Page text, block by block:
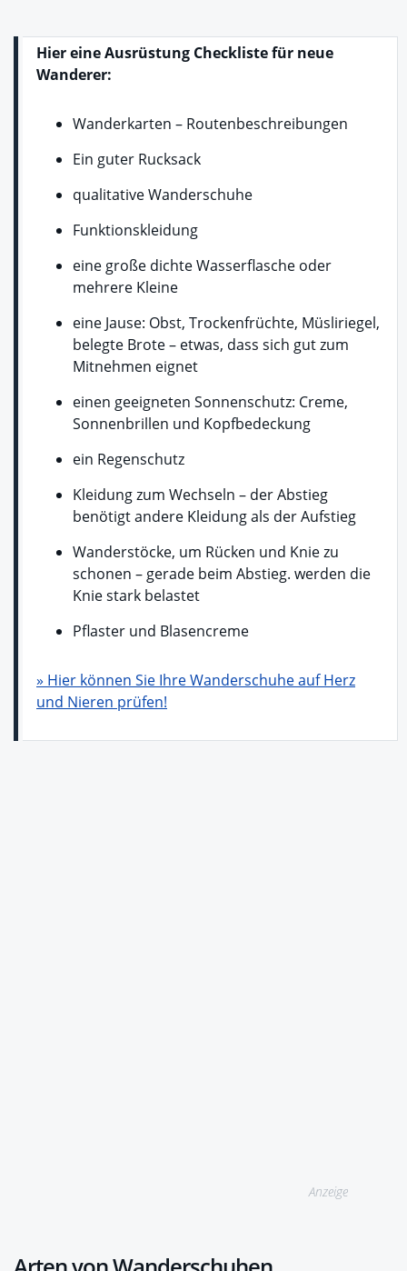
Hier eine Ausrüstung Checkliste für neue
Wanderer:
Wanderkarten – Routenbeschreibungen
Ein guter Rucksack
qualitative Wanderschuhe
Funktionskleidung
eine große dichte Wasserflasche oder
mehrere Kleine
eine Jause: Obst, Trockenfrüchte, Müsliriegel,
belegte Brote – etwas, dass sich gut zum
Mitnehmen eignet
einen geeigneten Sonnenschutz: Creme,
Sonnenbrillen und Kopfbedeckung
ein Regenschutz
Kleidung zum Wechseln – der Abstieg
benötigt andere Kleidung als der Aufstieg
Wanderstöcke, um Rücken und Knie zu
schonen – gerade beim Abstieg. werden die
Knie stark belastet
Pflaster und Blasencreme
» Hier können Sie Ihre Wanderschuhe auf Herz
und Nieren prüfen!
Anzeige